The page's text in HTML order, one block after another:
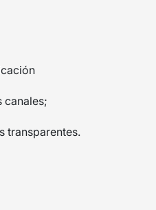
canales;
transparentes.